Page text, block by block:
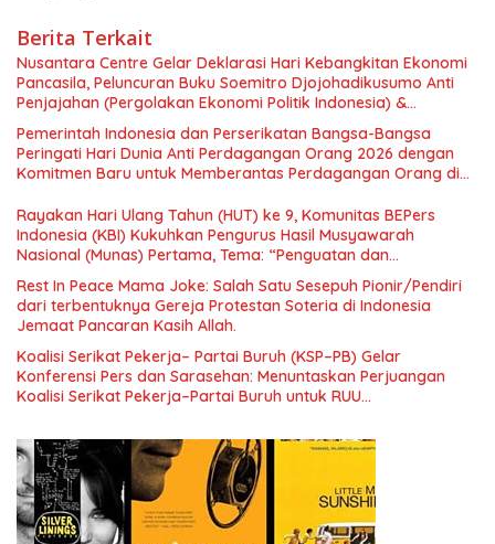
Berita Terkait
Nusantara Centre Gelar Deklarasi Hari Kebangkitan Ekonomi
Pancasila, Peluncuran Buku Soemitro Djojohadikusumo Anti
Penjajahan (Pergolakan Ekonomi Politik Indonesia) &
Simposium Nasional “Urgensi Undang-Undang Perekonomian
Nasional dan Kesejahteraan Sosial dalam Menata Bangsa
Menuju Indonesia Emas 2045”,
Pemerintah Indonesia dan Perserikatan Bangsa-Bangsa
Peringati Hari Dunia Anti Perdagangan Orang 2026 dengan
Komitmen Baru untuk Memberantas Perdagangan Orang di
Rayakan Hari Ulang Tahun (HUT) ke 9, Komunitas BEPers
Indonesia (KBI) Kukuhkan Pengurus Hasil Musyawarah
Nasional (Munas) Pertama, Tema: “Penguatan dan
Pengembangan Organisasi KBI yang Berbasis Riset di seluruh
Indonesia dan Mancanegara”.
Rest In Peace Mama Joke: Salah Satu Sesepuh Pionir/Pendiri
dari terbentuknya Gereja Protestan Soteria di Indonesia
Jemaat Pancaran Kasih Allah.
Koalisi Serikat Pekerja– Partai Buruh (KSP–PB) Gelar
Konferensi Pers dan Sarasehan: Menuntaskan Perjuangan
Koalisi Serikat Pekerja–Partai Buruh untuk RUU